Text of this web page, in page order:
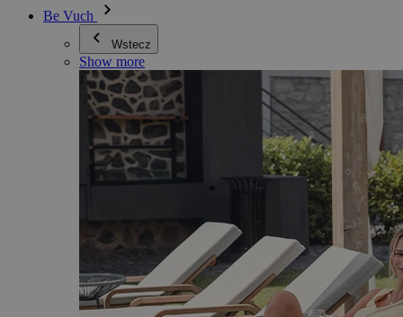
Be Vuch
Wstecz
Show more